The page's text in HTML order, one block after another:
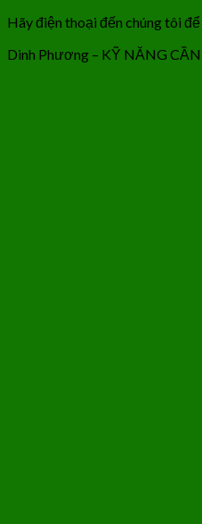
Hãy điện thoại đến chúng tôi
Dinh Phương – KỸ NĂNG